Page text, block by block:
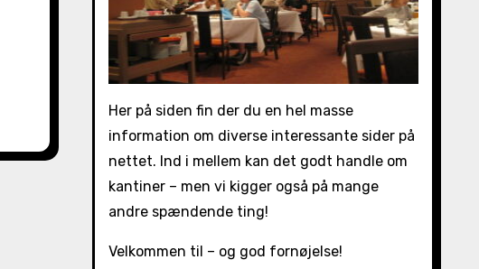
Her på siden fin der du en hel masse
information om diverse interessante sider på
nettet. Ind i mellem kan det godt handle om
kantiner – men vi kigger også på mange
andre spændende ting!
Velkommen til – og god fornøjelse!